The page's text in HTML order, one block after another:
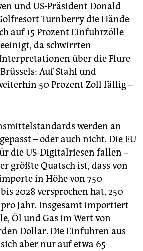
und US-Präsident Donald
Turnberry die Hände
auf 15 Prozent Einfuhrzölle
da schwirrten
über die Flure
Auf Stahl und
50 Prozent Zoll fällig –
werden an
– oder auch nicht. Die EU
die US-Digitalriesen fallen –
größte Quatsch ist, dass von
in Höhe von 750
2028 versprochen hat, 250
Jahr. Insgesamt importiert
Öl und Gas im Wert von
Dollar. Die Einfuhren aus
aber nur auf etwa 65